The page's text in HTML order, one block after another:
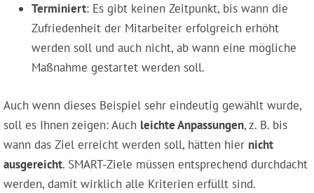
Terminiert: Es gibt keinen Zeitpunkt, bis wann die
Zufriedenheit der Mitarbeiter erfolgreich erhöht
werden soll und auch nicht, ab wann eine mögliche
Maßnahme gestartet werden soll.
Auch wenn dieses Beispiel sehr eindeutig gewählt wurde,
soll es Ihnen zeigen: Auch leichte Anpassungen, z. B. bis
wann das Ziel erreicht werden soll, hätten hier nicht
ausgereicht. SMART-Ziele müssen entsprechend durchdacht
werden, damit wirklich alle Kriterien erfüllt sind.